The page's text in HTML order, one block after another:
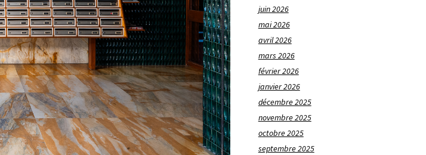
juin 2026
mai 2026
avril 2026
mars 2026
février 2026
janvier 2026
décembre 2025
novembre 2025
octobre 2025
septembre 2025